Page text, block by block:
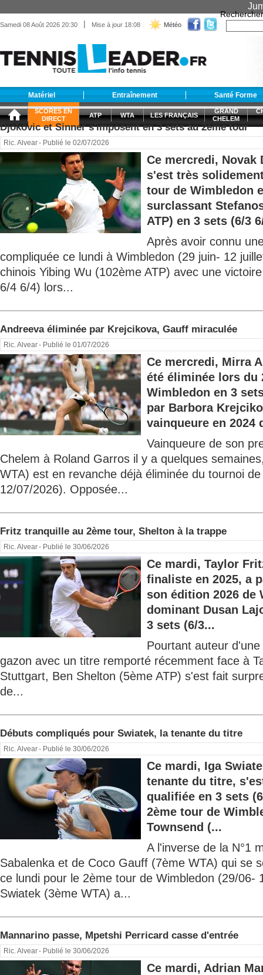
Samedi 08 Août 2026 20:30 | Mise à jour 18:08 Météo
Rechercher
Matériel Entraînement Santé Forme
SCORES EN
DIRECT
ATP WTA LES FRANÇAIS
GRAND
CHELEM
Djokovic et Sinner s'imposent en 3 sets au 2ème tour
Ric. Alvear- Publié le 02/07/2026
Ce mercredi, Novak
s'est très
tour de Wimbledon
surclassant
ATP) en 3 sets (6/3
Après avoir connu
compliquée ce lundi à Wimbledon (29 juin- 12
chinois Yibing Wu (102ème ATP) avec une
6/4 6/4) lors...
Andreeva éliminée par Krejcikova, Gauff miraculée
Ric. Alvear- Publié le 01/07/2026
Ce mercredi, Mirra
été éliminée lors du
Wimbledon en 3
par Barbora
vainqueure en 2024
Vainqueure de son
Chelem à Roland Garros il y a quelques
WTA) est en revanche déjà éliminée du tournoi
12/07/2026). Opposée...
Fritz tranquille au 2ème tour, Shelton à la trappe
Ric. Alvear- Publié le 30/06/2026
Ce mardi, Taylor
finaliste en 2025, a
son édition 2026 de
dominant Dusan
3 sets (6/3...
Pourtant auteur
gazon avec un titre remporté récemment face à
Stuttgart, Ben Shelton (5ème ATP) s'est fait
de...
Débuts compliqués pour Swiatek, la tenante du titre
Ric. Alvear- Publié le 30/06/2026
Ce mardi, Iga
tenante du titre,
qualifiée en 3 sets
2ème tour de
Townsend (...
A l'inverse de la N°1
Sabalenka et de Coco Gauff (7ème WTA) qui se
ce lundi pour le 2ème tour de Wimbledon (29/06-
Swiatek (3ème WTA) a...
Mannarino passe, Mpetshi Perricard casse d'entrée
Ric. Alvear- Publié le 30/06/2026
Ce mardi, Adrian